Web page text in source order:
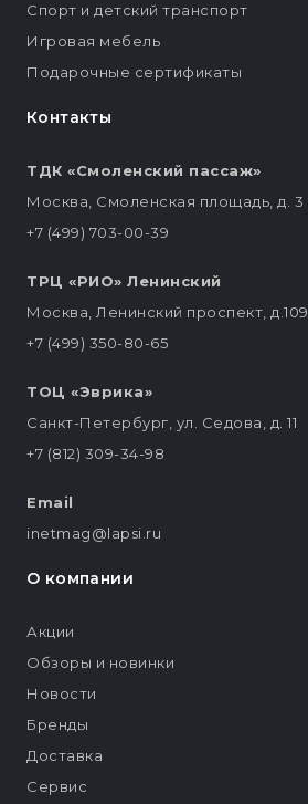
Контакты
ТДК «Смоленский пассаж»
Москва, Смоленская площадь, д. 3
+7 (499) 703-00-39
ТРЦ «РИО» Ленинский
Москва, Ленинский проспект, д.109
+7 (499) 350-80-65
ТОЦ «Эврика»
Санкт-Петербург, ул. Седова, д. 11
+7 (812) 309-34-98
Email
inetmag@lapsi.ru
Спорт и детский транспорт
Игровая мебель
Подарочные сертификаты
О компании
Акции
Обзоры и новинки
Новости
Бренды
Доставка
Сервис